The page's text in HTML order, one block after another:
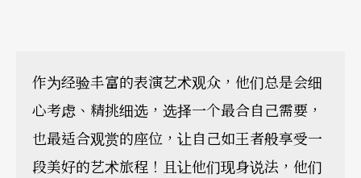
作为经验丰富的表演艺术观众，他们总是会细
心考虑、精挑细选，选择一个最合自己需要，
也最适合观赏的座位，让自己如王者般享受一
段美好的艺术旅程！且让他们现身说法，他们